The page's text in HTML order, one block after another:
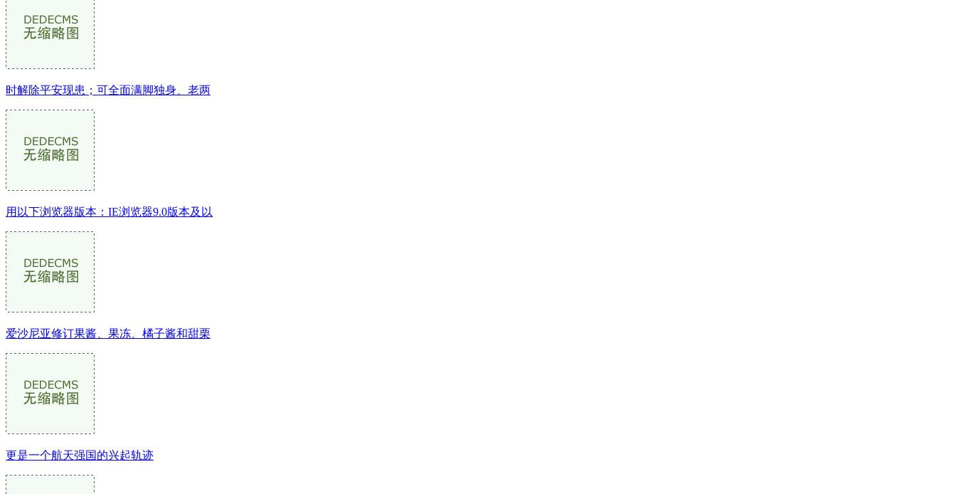
时解除平安现患；可全面满脚独身、老两
用以下浏览器版本：IE浏览器9.0版本及以
爱沙尼亚修订果酱、果冻、橘子酱和甜栗
更是一个航天强国的兴起轨迹